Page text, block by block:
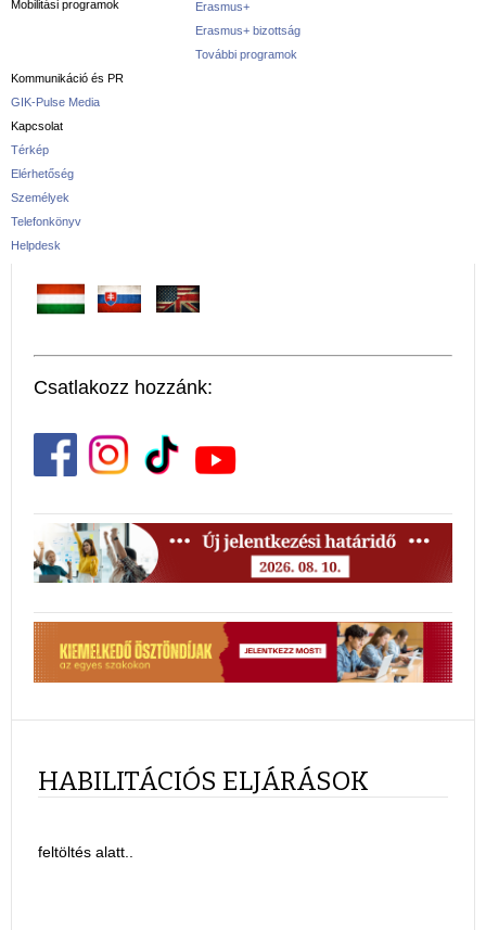
Mobilitási programok
Erasmus+
Erasmus+ bizottság
További programok
Kommunikáció és PR
GIK-Pulse Media
Kapcsolat
Térkép
Elérhetőség
Személyek
Telefonkönyv
Helpdesk
Csatlakozz hozzánk:
HABILITÁCIÓS ELJÁRÁSOK
feltöltés alatt..